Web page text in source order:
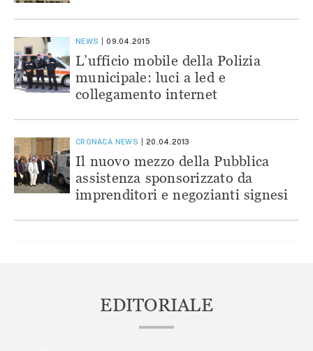
NEWS 09.04.2015
L’ufficio mobile della Polizia
municipale: luci a led e
collegamento internet
CRONACA NEWS 20.04.2013
Il nuovo mezzo della Pubblica
assistenza sponsorizzato da
imprenditori e negozianti signesi
EDITORIALE